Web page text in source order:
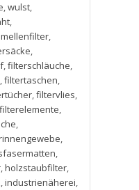
,wulst,
,
,
,
,filterschläuche,
,filtertaschen,
,filtervlies,
,
,
,
,
,holzstaubfilter,
,industrienäherei,